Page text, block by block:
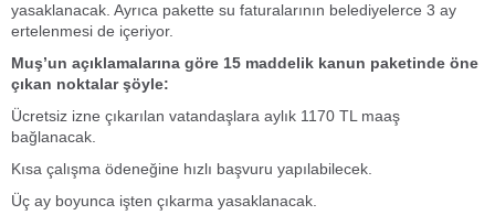
yasaklanacak. Ayrıca pakette su faturalarının belediyelerce 3 ay
ertelenmesi de içeriyor.
Muş’un açıklamalarına göre 15 maddelik kanun paketinde öne
çıkan noktalar şöyle:
Ücretsiz izne çıkarılan vatandaşlara aylık 1170 TL maaş
bağlanacak.
Kısa çalışma ödeneğine hızlı başvuru yapılabilecek.
Üç ay boyunca işten çıkarma yasaklanacak.